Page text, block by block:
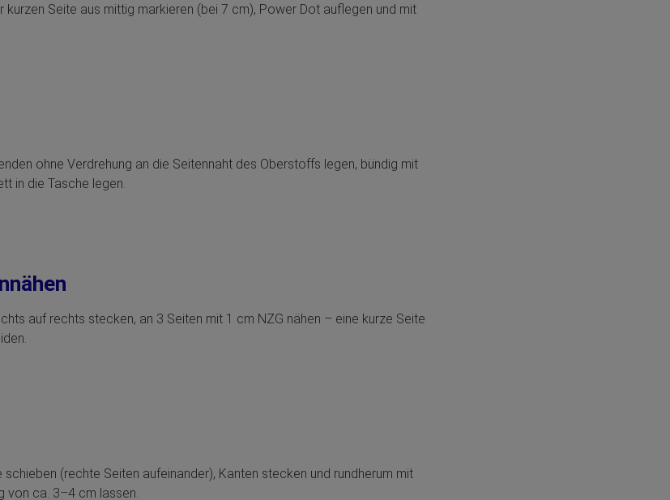
Seite aus mittig markieren (bei 7 cm), Power Dot auflegen und mit
ohne Verdrehung an die Seitennaht des Oberstoffs legen, bündig mit
in die Tasche legen.
auf rechts stecken, an 3 Seiten mit 1 cm NZG nähen – eine kurze Seite
(rechte Seiten aufeinander), Kanten stecken und rundherum mit
von ca. 3–4 cm lassen.